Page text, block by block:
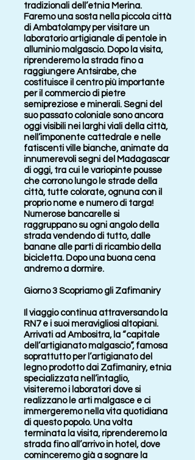
tradizionali dell’etnia Merina.
Faremo una sosta nella piccola città
di Ambatolampy per visitare un
laboratorio artigianale di pentole in
alluminio malgascio. Dopo la visita,
riprenderemo la strada fino a
raggiungere Antsirabe, che
costituisce il centro più importante
per il commercio di pietre
semipreziose e minerali. Segni del
suo passato coloniale sono ancora
oggi visibili nei larghi viali della città,
nell’imponente cattedrale e nelle
fatiscenti ville bianche, animate da
innumerevoli segni del Madagascar
di oggi, tra cui le variopinte pousse
che corrono lungo le strade della
città, tutte colorate, ognuna con il
proprio nome e numero di targa!
Numerose bancarelle si
raggruppano su ogni angolo della
strada vendendo di tutto, dalle
banane alle parti di ricambio della
bicicletta. Dopo una buona cena
andremo a dormire.
Giorno 3 Scopriamo gli Zafimaniry
Il viaggio continua attraversando la
RN7 e i suoi meravigliosi altopiani.
Arrivati ad Ambositra, la “capitale
dell’artigianato malgascio”, famosa
soprattutto per l’artigianato del
legno prodotto dai Zafimaniry, etnia
specializzata nell’intaglio,
visiteremo i laboratori dove si
realizzano le arti malgasce e ci
immergeremo nella vita quotidiana
di questo popolo. Una volta
terminata la visita, riprenderemo la
strada fino all’arrivo in hotel, dove
cominceremo già a sognare la